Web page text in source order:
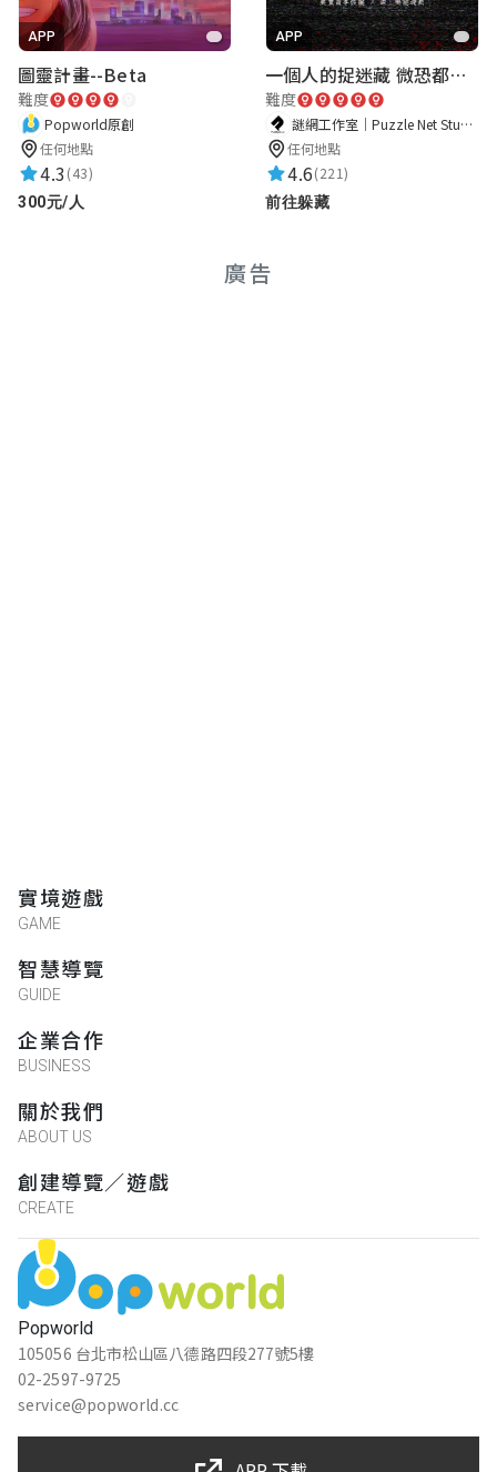
APP
圖靈計畫--Beta
難度
Popworld原創
任何地點
4.3(43)
300元/人
APP
一個人的捉迷藏 微恐都市傳說
難度
謎網工作室｜Puzzle Net Studio
任何地點
4.6(221)
前往躲藏
廣告
Popworld
105056 台北市松山區八德路四段277號5樓
02-2597-9725
service@popworld.cc
實境遊戲
GAME
智慧導覽
GUIDE
企業合作
BUSINESS
關於我們
ABOUT US
創建導覽／遊戲
CREATE